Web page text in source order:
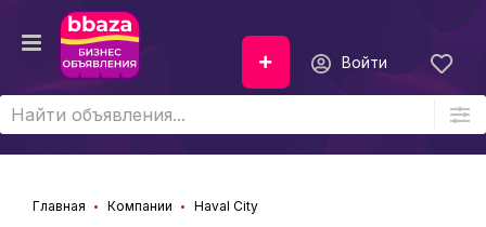
Войти
Главная Компании Haval City